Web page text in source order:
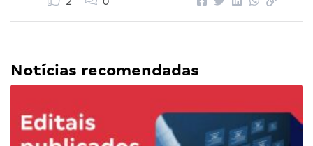
Notícias recomendadas